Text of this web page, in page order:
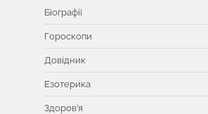
Біографії
Гороскопи
Довідник
Езотерика
Здоров’я